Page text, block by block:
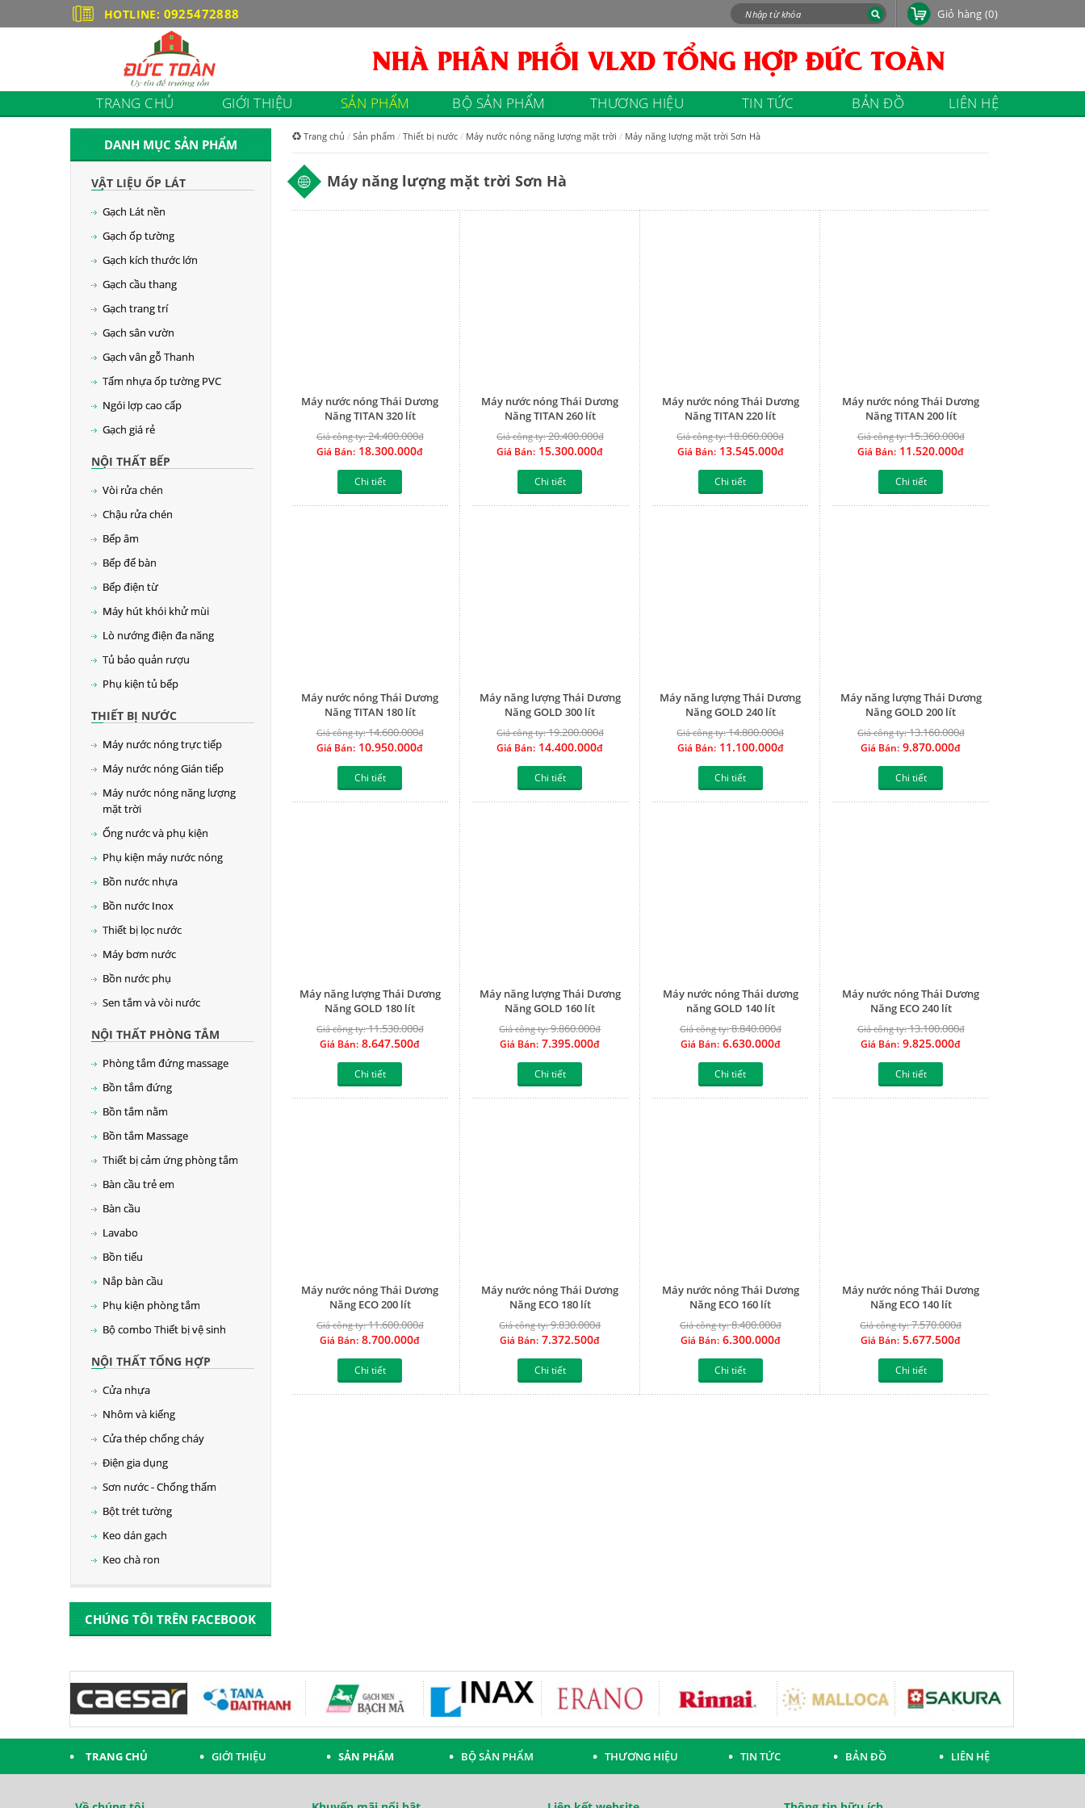
HOTLINE: 0925472888 Giỏ hàng(0)
TRANG CHỦ GIỚI THIỆU SẢN PHẨM BỘ SẢN PHẨM THƯƠNG HIỆU TIN TỨC BẢN ĐỒ LIÊN HỆ
DANH MỤC SẢN PHẨM
VẬT LIỆU ỐP LÁT
Gạch Lát nền
Gạch ốp tường
Gạch kích thước lớn
Gạch cầu thang
Gạch trang trí
Gạch sân vườn
Gạch vân gỗ Thanh
Tấm nhựa ốp tường PVC
Ngói lợp cao cấp
Gạch giá rẻ
NỘI THẤT BẾP
Vòi rửa chén
Chậu rửa chén
Bếp âm
Bếp để bàn
Bếp điện từ
Máy hút khói khử mùi
Lò nướng điện đa năng
Tủ bảo quản rượu
Phụ kiện tủ bếp
THIẾT BỊ NƯỚC
Máy nước nóng trực tiếp
Máy nước nóng Gián tiếp
Máy nước nóng năng lượng
mặt trời
Ống nước và phụ kiện
Phụ kiện máy nước nóng
Bồn nước nhựa
Bồn nước Inox
Thiết bị lọc nước
Máy bơm nước
Bồn nước phụ
Sen tắm và vòi nước
NỘI THẤT PHÒNG TẮM
Phòng tắm đứng massage
Bồn tắm đứng
Bồn tắm nằm
Bồn tắm Massage
Thiết bị cảm ứng phòng tắm
Bàn cầu trẻ em
Bàn cầu
Lavabo
Bồn tiểu
Nắp bàn cầu
Phụ kiện phòng tắm
Bộ combo Thiết bị vệ sinh
NỘI THẤT TỔNG HỢP
Cửa nhựa
Nhôm và kiếng
Cửa thép chống cháy
Điện gia dụng
Sơn nước - Chống thấm
Bột trét tường
Keo dán gạch
Keo chà ron
CHÚNG TÔI TRÊN FACEBOOK
Trang chủ Sản phẩm Thiết bị nước Máy nước nóng năng lượng mặt trời Máy năng lượng mặt trời Sơn Hà
Máy năng lượng mặt trời Sơn Hà
Máy nước nóng Thái Dương
Năng TITAN 320 lít
Giá công ty:24.400.000đ
Giá Bán: 18.300.000đ
Chi tiết
Máy nước nóng Thái Dương
Năng TITAN 260 lít
Giá công ty:20.400.000đ
Giá Bán: 15.300.000đ
Chi tiết
Máy nước nóng Thái Dương
Năng TITAN 220 lít
Giá công ty:18.060.000đ
Giá Bán:13.545.000đ
Chi tiết
Máy nước nóng Thái Dương
Năng TITAN 200 lít
Giá công ty:15.360.000đ
Giá Bán: 11.520.000đ
Chi tiết
Máy nước nóng Thái Dương
Năng TITAN 180 lít
Giá công ty:14.600.000đ
Giá Bán: 10.950.000đ
Chi tiết
Máy năng lượng Thái Dương
Năng GOLD 300 lít
Giá công ty:19.200.000đ
Giá Bán: 14.400.000đ
Chi tiết
Máy năng lượng Thái Dương
Năng GOLD 240 lít
Giá công ty:14.800.000đ
Giá Bán:11.100.000đ
Chi tiết
Máy năng lượng Thái Dương
Năng GOLD 200 lít
Giá công ty:13.160.000đ
Giá Bán: 9.870.000đ
Chi tiết
Máy năng lượng Thái Dương
Năng GOLD 180 lít
Giá công ty:11.530.000đ
Giá Bán: 8.647.500đ
Chi tiết
Máy năng lượng Thái Dương
Năng GOLD 160 lít
Giá công ty:9.860.000đ
Giá Bán: 7.395.000đ
Chi tiết
Máy nước nóng Thái dương
năng GOLD 140 lít
Giá công ty:8.840.000đ
Giá Bán:6.630.000đ
Chi tiết
Máy nước nóng Thái Dương
Năng ECO 240 lít
Giá công ty:13.100.000đ
Giá Bán: 9.825.000đ
Chi tiết
Máy nước nóng Thái Dương
Năng ECO 200 lít
Giá công ty:11.600.000đ
Giá Bán: 8.700.000đ
Chi tiết
Máy nước nóng Thái Dương
Năng ECO 180 lít
Giá công ty:9.830.000đ
Giá Bán: 7.372.500đ
Chi tiết
Máy nước nóng Thái Dương
Năng ECO 160 lít
Giá công ty:8.400.000đ
Giá Bán:6.300.000đ
Chi tiết
Máy nước nóng Thái Dương
Năng ECO 140 lít
Giá công ty:7.570.000đ
Giá Bán: 5.677.500đ
Chi tiết
TRANG CHỦ GIỚI THIỆU SẢN PHẨM BỘ SẢN PHẨM THƯƠNG HIỆU TIN TỨC BẢN ĐỒ LIÊN HỆ